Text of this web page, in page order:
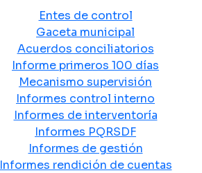
Entes de control
Gaceta municipal
Acuerdos conciliatorios
Informe primeros 100 días
Mecanismo supervisión
Informes control interno
Informes de interventoría
Informes PQRSDF
Informes de gestión
Informes rendición de cuentas